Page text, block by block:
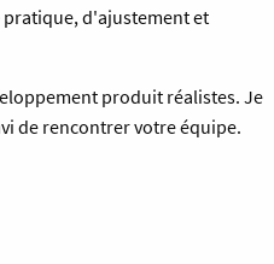
pratique, d'ajustement et
produit réalistes. Je
de rencontrer votre équipe.